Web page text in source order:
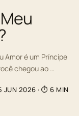
Amor é um Príncipe
chegou ao …
JUN 2026 · ⏱ 6 MIN